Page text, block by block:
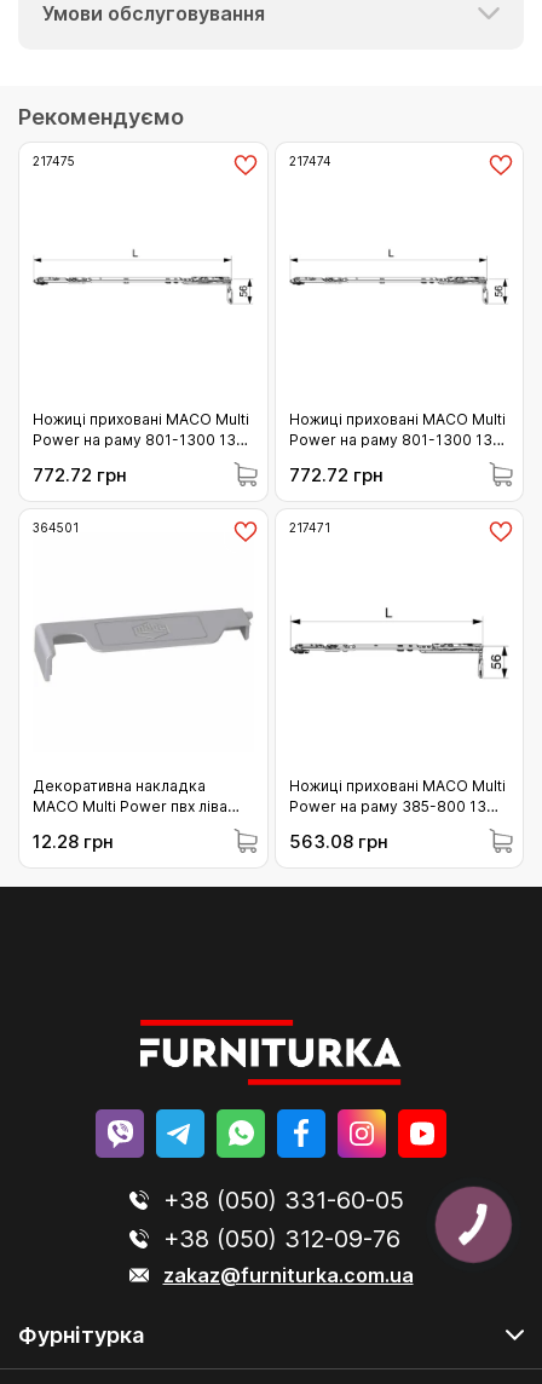
Умови обслуговування
Рекомендуємо
217475
Ножиці приховані MACO Multi
Power на раму 801-1300 13
772.72 грн
217474
Ножиці приховані MACO Multi
Power на раму 801-1300 13
772.72 грн
364501
Декоративна накладка
MACO Multi Power пвх ліва
12.28 грн
217471
Ножиці приховані MACO Multi
Power на раму 385-800 13
563.08 грн
+38 (050) 331-60-05
+38 (050) 312-09-76
zakaz@furniturka.com.ua
Фурнітурка